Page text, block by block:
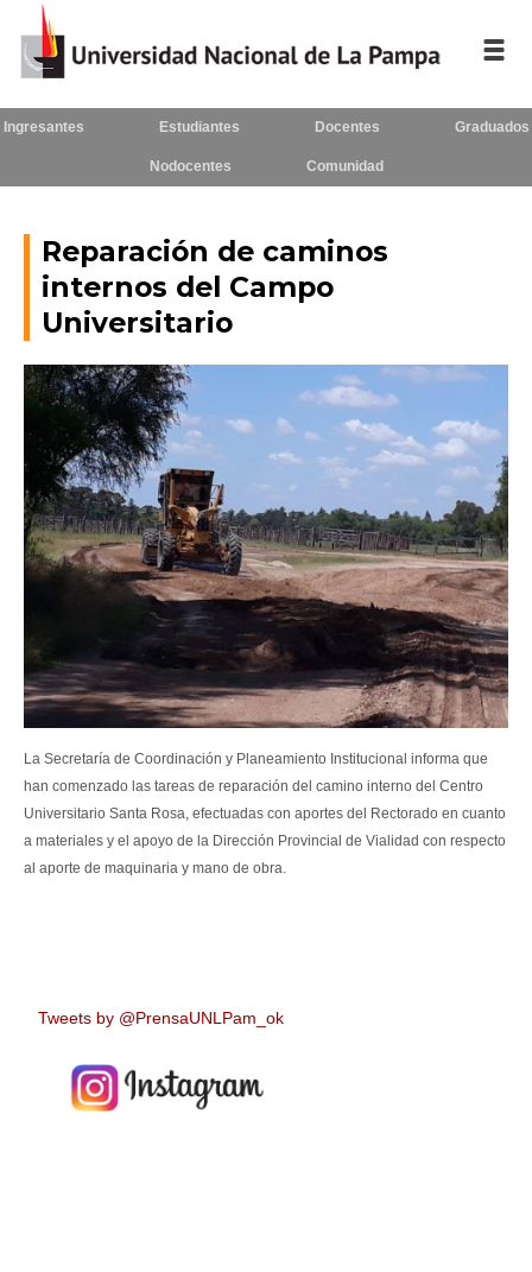
La UNLPam
Consejo Superior
Rectorado / Secretarías
Facultades
Contacto
Seguínosen:
Ingresantes Estudiantes Docentes Graduados
Nodocentes Comunidad
Reparación de caminos
internos del Campo
Universitario
La Secretaría de Coordinación y Planeamiento Institucional informa que
han comenzado las tareas de reparación del camino interno del Centro
Universitario Santa Rosa, efectuadas con aportes del Rectorado en cuanto
a materiales y el apoyo de la Dirección Provincial de Vialidad con respecto
al aporte de maquinaria y mano de obra.
Tweets by @PrensaUNLPam_ok